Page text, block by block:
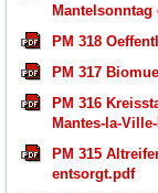
Mantelsonntag
PM 318
PM 317
PM 316
Mantes-la-
PM 315
entsorgt.pdf